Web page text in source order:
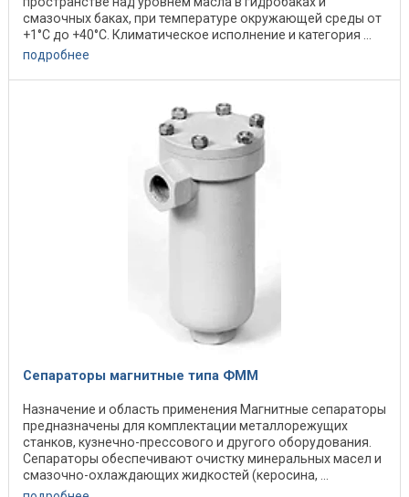
смазочных баках, при температуре окружающей среды от
+1°С до +40°С. Климатическое исполнение и категория ...
подробнее
Сепараторы магнитные типа ФММ
Назначение и область применения Магнитные сепараторы
предназначены для комплектации металлорежущих
станков, кузнечно-прессового и другого оборудования.
Сепараторы обеспечивают очистку минеральных масел и
смазочно-охлаждающих жидкостей (керосина, ...